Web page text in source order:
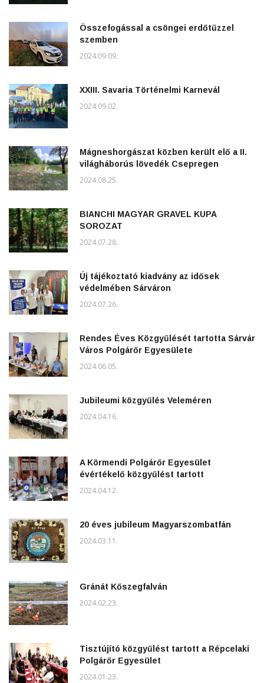
Összefogással a csöngei erdőtűzzel
szemben
2024.09.09.
XXIII. Savaria Történelmi Karnevál
2024.09.02.
Mágneshorgászat közben került elő a II.
világháborús lövedék Csepregen
2024.08.25.
BIANCHI MAGYAR GRAVEL KUPA
SOROZAT
2024.07.28.
Új tájékoztató kiadvány az idősek
védelmében Sárváron
2024.07.26.
Rendes Éves Közgyűlését tartotta Sárvár
Város Polgárőr Egyesülete
2024.06.05.
Jubileumi közgyűlés Veleméren
2024.04.16.
A Körmendi Polgárőr Egyesület
évértékelő közgyűlést tartott
2024.04.12.
20 éves jubileum Magyarszombatfán
2024.03.11.
Gránát Kőszegfalván
2024.02.23.
Tisztújító közgyűlést tartott a Répcelaki
Polgárőr Egyesület
2024.01.23.